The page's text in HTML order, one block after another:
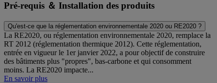
Pré-requis ＆ Installation des produits
Qu'est-ce que la réglementation environnementale 2020 ou RE2020 ?
La RE2020, ou réglementation environnementale 2020, remplace la
RT 2012 (réglementation thermique 2012). Cette réglementation,
entrée en vigueur le 1er janvier 2022, a pour objectif de construire
des bâtiments plus "propres", bas-carbone et qui consomment
moins. La RE2020 impacte...
En savoir plus